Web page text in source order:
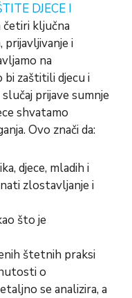
DJECE I
četiri ključna
prijavljivanje i
na
bi zaštitili djecu i
prijave sumnje
shvatamo
Ovo znači da:
djece, mladih i
zlostavljanje i
što je
štetnih praksi
o
se analizira, a